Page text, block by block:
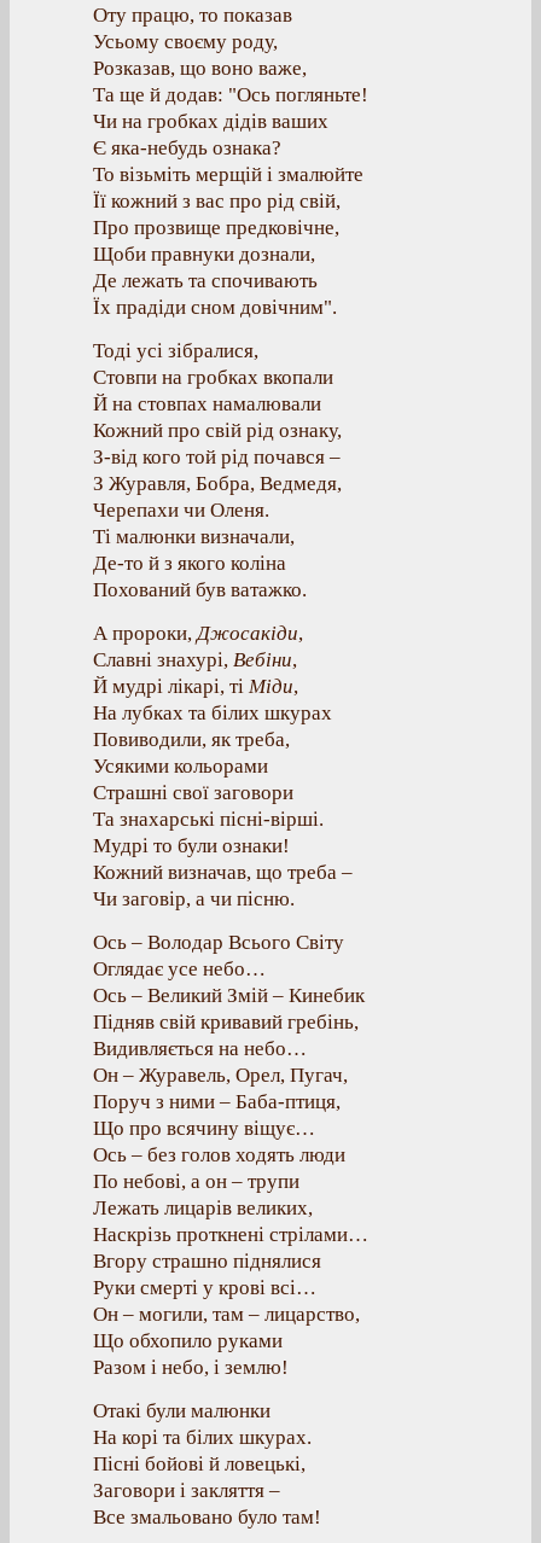
Оту працю, то показав
Усьому своєму роду,
Розказав, що воно важе,
Та ще й додав: "Ось погляньте!
Чи на гробках дідів ваших
Є яка-небудь ознака?
То візьміть мерщій і змалюйте
Її кожний з вас про рід свій,
Про прозвище предковічне,
Щоби правнуки дознали,
Де лежать та спочивають
Їх прадіди сном довічним".
Тоді усі зібралися,
Стовпи на гробках вкопали
Й на стовпах намалювали
Кожний про свій рід ознаку,
З-від кого той рід почався –
З Журавля, Бобра, Ведмедя,
Черепахи чи Оленя.
Ті малюнки визначали,
Де-то й з якого коліна
Похований був ватажко.
А пророки,Джосакіди,
Славні знахурі, Вебіни,
Й мудрі лікарі, ті Міди,
На лубках та білих шкурах
Повиводили, як треба,
Усякими кольорами
Страшні свої заговори
Та знахарські пісні-вірші.
Мудрі то були ознаки!
Кожний визначав, що треба –
Чи заговір, а чи пісню.
Ось – Володар Всього Світу
Оглядає усе небо…
Ось – Великий Змій – Кинебик
Підняв свій кривавий гребінь,
Видивляється на небо…
Он – Журавель, Орел, Пугач,
Поруч з ними – Баба-птиця,
Що про всячину віщує…
Ось – без голов ходять люди
По небові, а он – трупи
Лежать лицарів великих,
Наскрізь проткнені стрілами…
Вгору страшно піднялися
Руки смерті у крові всі…
Он – могили, там – лицарство,
Що обхопило руками
Разом і небо, і землю!
Отакі були малюнки
На корі та білих шкурах.
Пісні бойові й ловецькі,
Заговори і закляття –
Все змальовано було там!